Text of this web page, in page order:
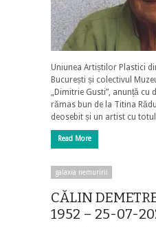
Uniunea Artiștilor Plastici
București și colectivul
„Dimitrie Gusti”, anunță cu
rămas bun de la Titina
deosebit și un artist cu totul
Read More
galaxia nemuririi
CĂLIN
1952 – 25-07-